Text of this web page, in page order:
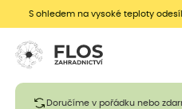
S ohledem na vysoké teploty
Doručíme v pořádku nebo